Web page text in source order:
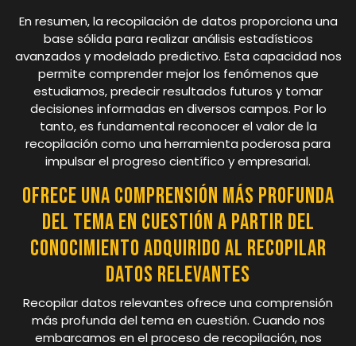
En resumen, la recopilación de datos proporciona una
base sólida para realizar análisis estadísticos
avanzados y modelado predictivo. Esta capacidad nos
permite comprender mejor los fenómenos que
estudiamos, predecir resultados futuros y tomar
decisiones informadas en diversos campos. Por lo
tanto, es fundamental reconocer el valor de la
recopilación como una herramienta poderosa para
impulsar el progreso científico y empresarial.
Ofrece una comprensión más profunda
del tema en cuestión a partir del
conocimiento adquirido al recopilar
datos relevantes
Recopilar datos relevantes ofrece una comprensión
más profunda del tema en cuestión. Cuando nos
embarcamos en el proceso de recopilación, nos